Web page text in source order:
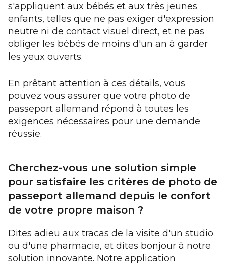
s'appliquent aux bébés et aux très jeunes
enfants, telles que ne pas exiger d'expression
neutre ni de contact visuel direct, et ne pas
obliger les bébés de moins d'un an à garder
les yeux ouverts.
En prêtant attention à ces détails, vous
pouvez vous assurer que votre photo de
passeport allemand répond à toutes les
exigences nécessaires pour une demande
réussie.
Cherchez-vous une solution simple
pour satisfaire les critères de photo de
passeport allemand depuis le confort
de votre propre maison ?
Dites adieu aux tracas de la visite d'un studio
ou d'une pharmacie, et dites bonjour à notre
solution innovante. Notre application